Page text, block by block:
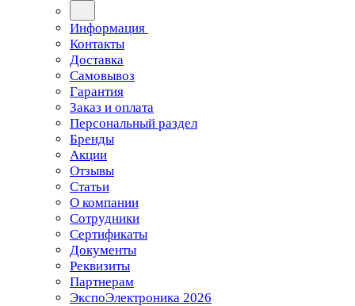
Информация
Контакты
Доставка
Самовывоз
Гарантия
Заказ и оплата
Персональный раздел
Бренды
Акции
Отзывы
Статьи
О компании
Сотрудники
Сертификаты
Документы
Реквизиты
Партнерам
ЭкспоЭлектроника 2026